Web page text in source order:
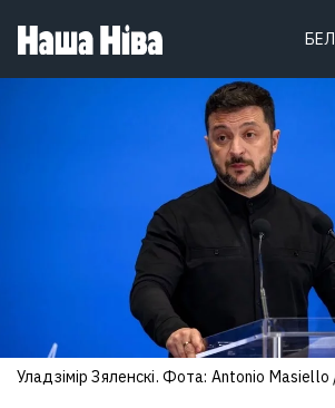
БЕЛ
Уладзімір Зяленскі. Фота: Antonio